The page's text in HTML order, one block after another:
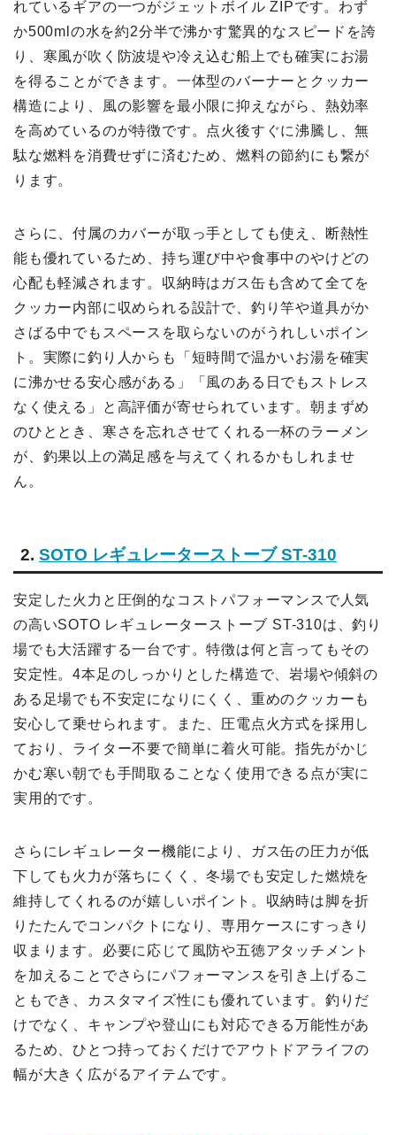
れているギアの一つがジェットボイル ZIPです。わず
か500mlの水を約2分半で沸かす驚異的なスピードを誇
り、寒風が吹く防波堤や冷え込む船上でも確実にお湯
を得ることができます。一体型のバーナーとクッカー
構造により、風の影響を最小限に抑えながら、熱効率
を高めているのが特徴です。点火後すぐに沸騰し、無
駄な燃料を消費せずに済むため、燃料の節約にも繋が
ります。
さらに、付属のカバーが取っ手としても使え、断熱性
能も優れているため、持ち運び中や食事中のやけどの
心配も軽減されます。収納時はガス缶も含めて全てを
クッカー内部に収められる設計で、釣り竿や道具がか
さばる中でもスペースを取らないのがうれしいポイン
ト。実際に釣り人からも「短時間で温かいお湯を確実
に沸かせる安心感がある」「風のある日でもストレス
なく使える」と高評価が寄せられています。朝まずめ
のひととき、寒さを忘れさせてくれる一杯のラーメン
が、釣果以上の満足感を与えてくれるかもしれませ
ん。
2. SOTO レギュレーターストーブ ST-310
安定した火力と圧倒的なコストパフォーマンスで人気
の高いSOTO レギュレーターストーブ ST-310は、釣り
場でも大活躍する一台です。特徴は何と言ってもその
安定性。4本足のしっかりとした構造で、岩場や傾斜の
ある足場でも不安定になりにくく、重めのクッカーも
安心して乗せられます。また、圧電点火方式を採用し
ており、ライター不要で簡単に着火可能。指先がかじ
かむ寒い朝でも手間取ることなく使用できる点が実に
実用的です。
さらにレギュレーター機能により、ガス缶の圧力が低
下しても火力が落ちにくく、冬場でも安定した燃焼を
維持してくれるのが嬉しいポイント。収納時は脚を折
りたたんでコンパクトになり、専用ケースにすっきり
収まります。必要に応じて風防や五徳アタッチメント
を加えることでさらにパフォーマンスを引き上げるこ
ともでき、カスタマイズ性にも優れています。釣りだ
けでなく、キャンプや登山にも対応できる万能性があ
るため、ひとつ持っておくだけでアウトドアライフの
幅が大きく広がるアイテムです。